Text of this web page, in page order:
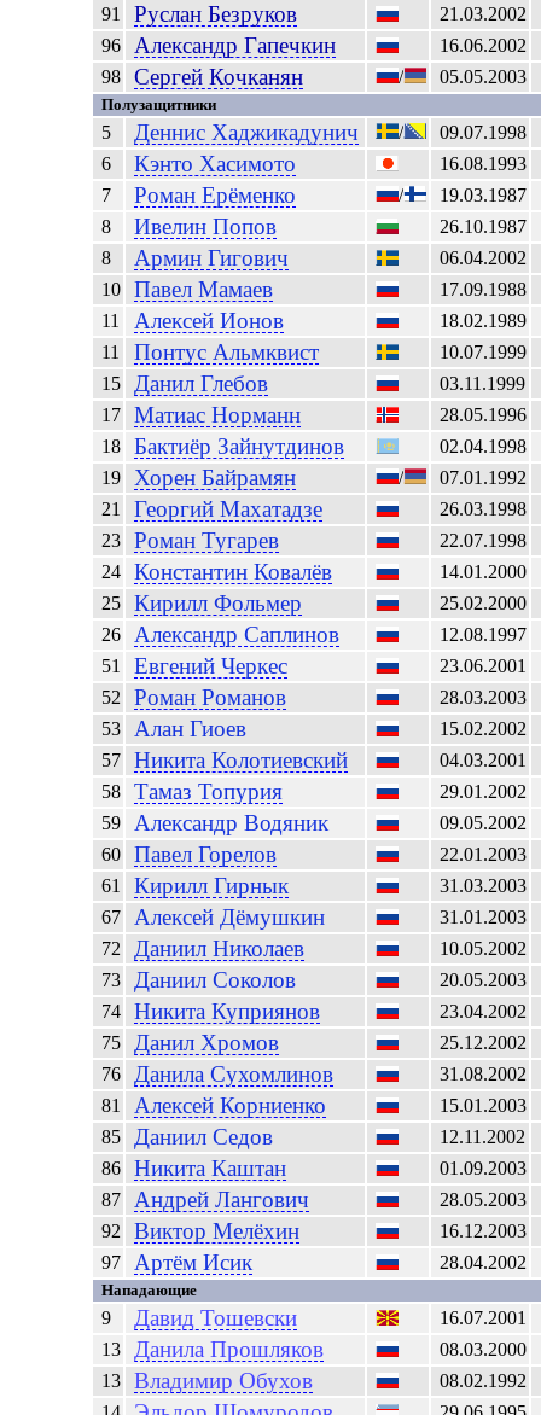
91
РусланБезруков 21.03.2002
96
АлександрГапечкин 16.06.2002
98
СергейКочканян / 05.05.2003
Полузащитники
5 Деннис Хаджикадунич / 09.07.1998
6
Кэнто Хасимото 16.08.1993
7
РоманЕрёменко / 19.03.1987
8
ИвелинПопов 26.10.1987
8
АрминГигович 06.04.2002
10
ПавелМамаев 17.09.1988
11
АлексейИонов 18.02.1989
11
Понтус Альмквист 10.07.1999
15
ДанилГлебов 03.11.1999
17
МатиасНорманн 28.05.1996
18
Бактиёр Зайнутдинов 02.04.1998
19
ХоренБайрамян / 07.01.1992
21
ГеоргийМахатадзе 26.03.1998
23
РоманТугарев 22.07.1998
24
КонстантинКовалёв 14.01.2000
25
КириллФольмер 25.02.2000
26
АлександрСаплинов 12.08.1997
51
ЕвгенийЧеркес 23.06.2001
52
РоманРоманов 28.03.2003
53
АланГиоев 15.02.2002
57
НикитаКолотиевский 04.03.2001
58
ТамазТопурия 29.01.2002
59
АлександрВодяник 09.05.2002
60
ПавелГорелов 22.01.2003
61
КириллГирнык 31.03.2003
67
Алексей Дёмушкин 31.01.2003
72
ДаниилНиколаев 10.05.2002
73
ДаниилСоколов 20.05.2003
74
НикитаКуприянов 23.04.2002
75
Данил Хромов 25.12.2002
76
ДанилаСухомлинов 31.08.2002
81
АлексейКорниенко 15.01.2003
85
ДаниилСедов 12.11.2002
86
НикитаКаштан 01.09.2003
87
АндрейЛангович 28.05.2003
92
ВикторМелёхин 16.12.2003
97
АртёмИсик 28.04.2002
Нападающие
9 ДавидТошевски 16.07.2001
13
ДанилаПрошляков 08.03.2000
13
ВладимирОбухов 08.02.1992